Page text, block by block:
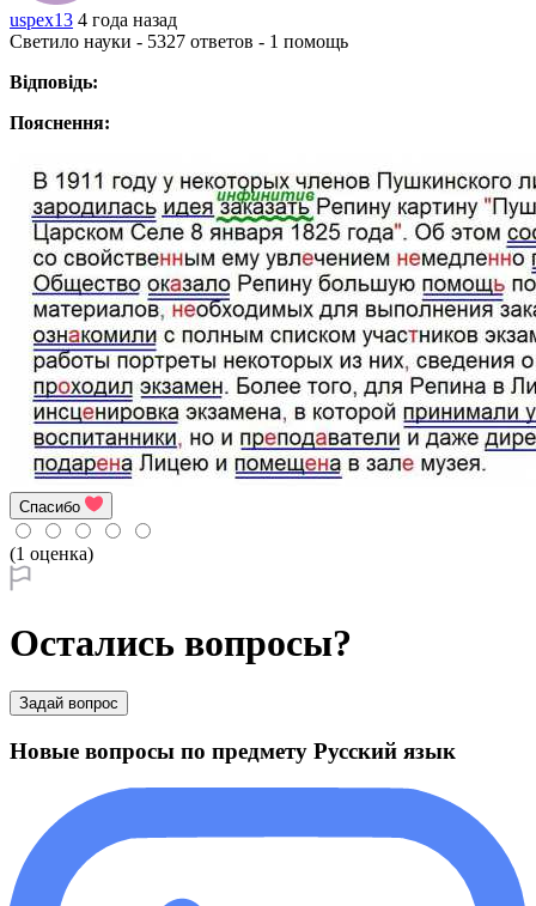
uspex13 4 года назад
Светило науки - 5327 ответов - 1 помощь
Відповідь:
Пояснення:
Спасибо
(1 оценка)
Остались вопросы?
Задай вопрос
Новые вопросы по предмету Русский язык